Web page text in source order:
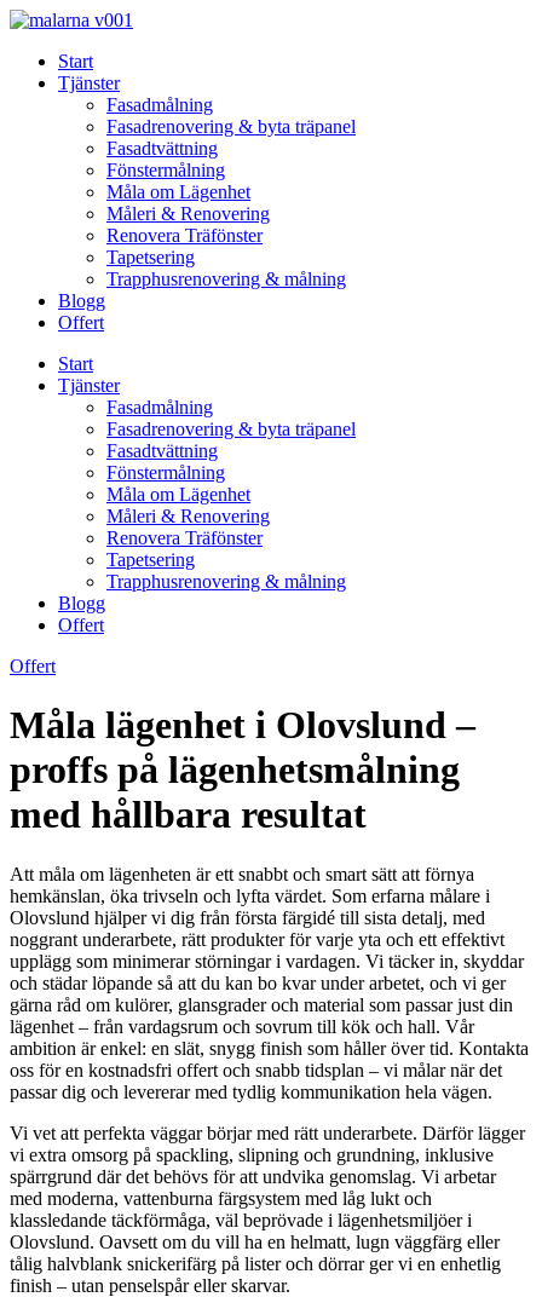
Skip
contentStart
Tjänster
Fasadmålning
Fasadrenovering & byta träpanel
Fasadtvättning
Fönstermålning
Måla om Lägenhet
Måleri & Renovering
Renovera Träfönster
Tapetsering
Trapphusrenovering & målning
Blogg
Offert
Start
Tjänster
Fasadmålning
Fasadrenovering & byta träpanel
Fasadtvättning
Fönstermålning
Måla om Lägenhet
Måleri & Renovering
Renovera Träfönster
Tapetsering
Trapphusrenovering & målning
Blogg
Offert
Offert
Måla lägenhet i Olovslund –
proffs på lägenhetsmålning
med hållbara resultat
Att måla om lägenheten är ett snabbt och smart sätt att förnya
hemkänslan, öka trivseln och lyfta värdet. Som erfarna målare i
Olovslund hjälper vi dig från första färgidé till sista detalj, med
noggrant underarbete, rätt produkter för varje yta och ett effektivt
upplägg som minimerar störningar i vardagen. Vi täcker in, skyddar
och städar löpande så att du kan bo kvar under arbetet, och vi ger
gärna råd om kulörer, glansgrader och material som passar just din
lägenhet – från vardagsrum och sovrum till kök och hall. Vår
ambition är enkel: en slät, snygg finish som håller över tid. Kontakta
oss för en kostnadsfri offert och snabb tidsplan – vi målar när det
passar dig och levererar med tydlig kommunikation hela vägen.
Vi vet att perfekta väggar börjar med rätt underarbete. Därför lägger
vi extra omsorg på spackling, slipning och grundning, inklusive
spärrgrund där det behövs för att undvika genomslag. Vi arbetar
med moderna, vattenburna färgsystem med låg lukt och
klassledande täckförmåga, väl beprövade i lägenhetsmiljöer i
Olovslund. Oavsett om du vill ha en helmatt, lugn väggfärg eller
tålig halvblank snickerifärg på lister och dörrar ger vi en enhetlig
finish – utan penselspår eller skarvar.